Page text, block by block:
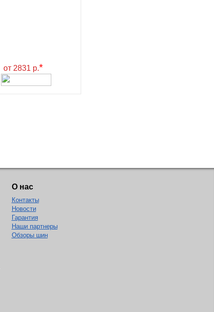
от 2831 р.*
О нас
Контакты
Новости
Гарантия
Наши партнеры
Обзоры шин